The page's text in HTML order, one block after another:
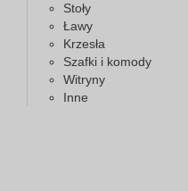
Stoły
Ławy
Krzesła
Szafki i komody
Witryny
Inne